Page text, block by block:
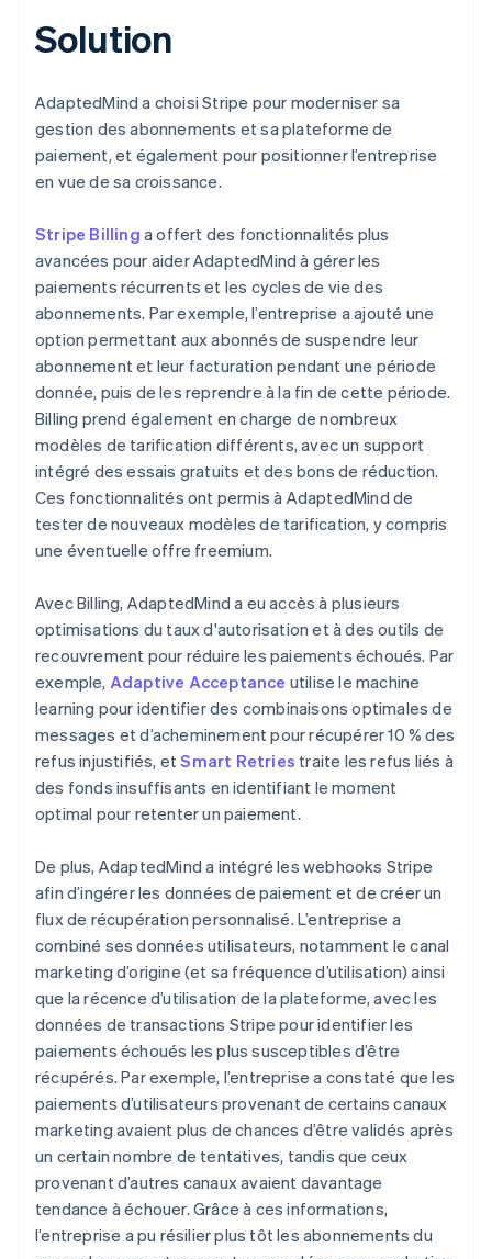
Solution
AdaptedMind a choisi Stripe pour moderniser sa
gestion des abonnements et sa plateforme de
paiement, et également pour positionner l’entreprise
en vue de sa croissance.
Stripe Billing a offert des fonctionnalités plus
avancées pour aider AdaptedMind à gérer les
paiements récurrents et les cycles de vie des
abonnements. Par exemple, l’entreprise a ajouté une
option permettant aux abonnés de suspendre leur
abonnement et leur facturation pendant une période
donnée, puis de les reprendre à la fin de cette période.
Billing prend également en charge de nombreux
modèles de tarification différents, avec un support
intégré des essais gratuits et des bons de réduction.
Ces fonctionnalités ont permis à AdaptedMind de
tester de nouveaux modèles de tarification, y compris
une éventuelle offre freemium.
Avec Billing, AdaptedMind a eu accès à plusieurs
optimisations du taux d'autorisation et à des outils de
recouvrement pour réduire les paiements échoués. Par
exemple, Adaptive Acceptance utilise le machine
learning pour identifier des combinaisons optimales de
messages et d’acheminement pour récupérer 10 % des
refus injustifiés, etSmart Retries traite les refus liés à
des fonds insuffisants en identifiant le moment
optimal pour retenter un paiement.
De plus, AdaptedMind a intégré les webhooks Stripe
afin d’ingérer les données de paiement et de créer un
flux de récupération personnalisé. L’entreprise a
combiné ses données utilisateurs, notamment le canal
marketing d’origine (et sa fréquence d’utilisation) ainsi
que la récence d’utilisation de la plateforme, avec les
données de transactions Stripe pour identifier les
paiements échoués les plus susceptibles d’être
récupérés. Par exemple, l’entreprise a constaté que les
paiements d’utilisateurs provenant de certains canaux
marketing avaient plus de chances d’être validés après
un certain nombre de tentatives, tandis que ceux
provenant d’autres canaux avaient davantage
tendance à échouer. Grâce à ces informations,
l’entreprise a pu résilier plus tôt les abonnements du